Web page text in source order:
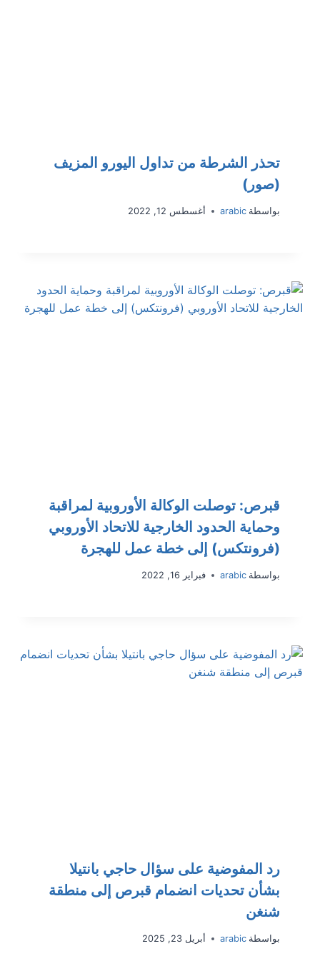
تحذر الشرطة من تداول اليورو المزيف
(صور)
بواسطة arabic أغسطس 12, 2022
قبرص: توصلت الوكالة الأوروبية لمراقبة
وحماية الحدود الخارجية للاتحاد الأوروبي
(فرونتكس) إلى خطة عمل للهجرة
بواسطة arabic فبراير 16, 2022
رد المفوضية على سؤال حاجي بانتيلا
بشأن تحديات انضمام قبرص إلى منطقة
شنغن
بواسطة arabic أبريل 23, 2025